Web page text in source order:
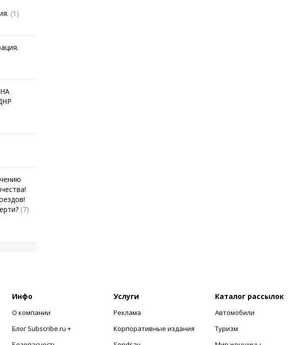
(1)
(7)
Инфо
О компании
Блог Subscribe.ru +
Услуги
Реклама
Корпоративные издания
Каталог рассылок
Автомобили
Туризм